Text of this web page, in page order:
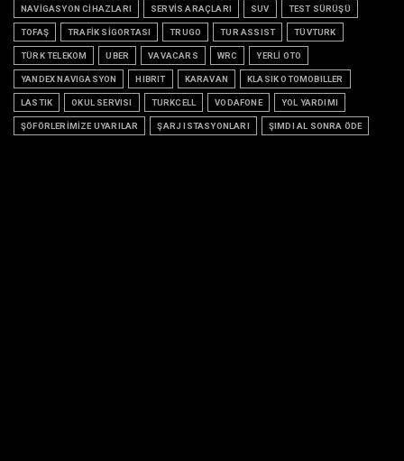
NAVİGASYON CİHAZLARI SERVİS ARAÇLARI SUV TEST SÜRÜŞÜ
TOFAŞ TRAFİK SİGORTASI TRUGO TUR ASSIST TÜVTURK
TÜRK TELEKOM UBER VAVACARS WRC YERLİ OTO
YANDEX NAVIGASYON HIBRIT KARAVAN KLASIK OTOMOBILLER
LASTIK OKUL SERVISI TURKCELL VODAFONE YOL YARDIMI
ŞÖFÖRLERİMİZE UYARILAR ŞARJ ISTASYONLARI ŞIMDI AL SONRA ÖDE